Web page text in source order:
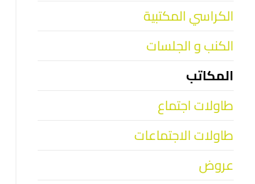
الكراسي المكتبية
الكنب و الجلسات
المكاتب
طاولات اجتماع
طاولات الاجتماعات
عروض